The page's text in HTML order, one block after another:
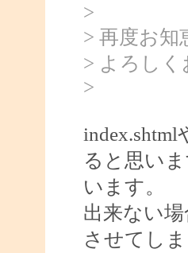
>
> 再度お
> よろしく
>
ると思い
います。
出来ない
させてし